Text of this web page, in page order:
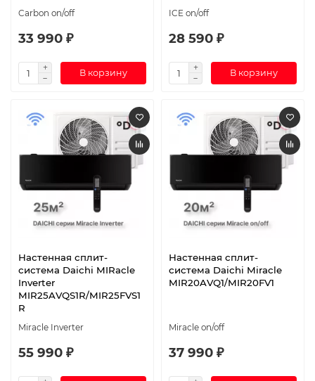
Carbon on/off
33 990 ₽
В корзину
ICE on/off
28 590 ₽
В корзину
Настенная сплит-
система Daichi MIRacle
Inverter
MIR25AVQS1R/MIR25FVS1
R
Miracle Inverter
55 990 ₽
Настенная сплит-
система Daichi Miracle
MIR20AVQ1/MIR20FV1
Miracle on/off
37 990 ₽